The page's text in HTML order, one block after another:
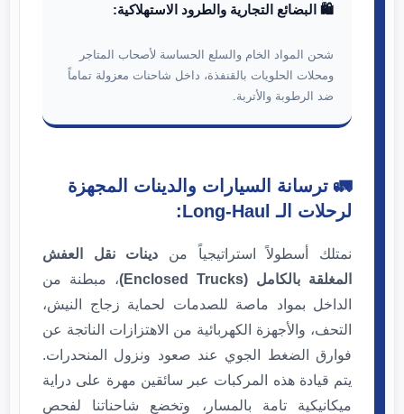
🛍️ البضائع التجارية والطرود الاستهلاكية:
شحن المواد الخام والسلع الحساسة لأصحاب المتاجر
ومحلات الحلويات بالقنفذة، داخل شاحنات معزولة تماماً
ضد الرطوبة والأتربة.
🚛 ترسانة السيارات والدينات المجهزة
لرحلات الـ Long-Haul:
نمتلك أسطولاً استراتيجياً من دينات نقل العفش
المغلقة بالكامل (Enclosed Trucks)
، مبطنة من
الداخل بمواد ماصة للصدمات لحماية زجاج النيش،
التحف، والأجهزة الكهربائية من الاهتزازات الناتجة عن
فوارق الضغط الجوي عند صعود ونزول المنحدرات.
يتم قيادة هذه المركبات عبر سائقين مهرة على دراية
ميكانيكية تامة بالمسار، وتخضع شاحناتنا لفحص